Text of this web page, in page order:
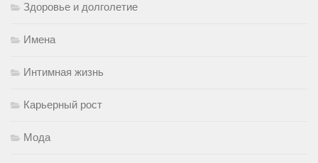
Здоровье и долголетие
Имена
Интимная жизнь
Карьерный рост
Мода